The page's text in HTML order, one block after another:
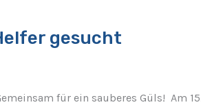
gesucht
für ein sauberes Güls! Am